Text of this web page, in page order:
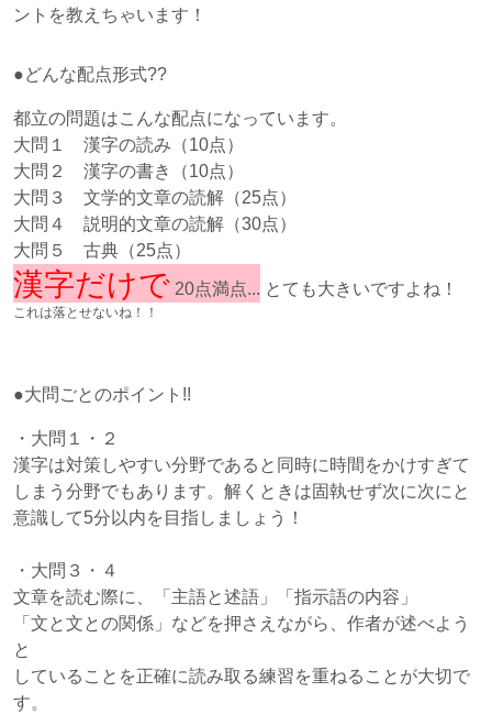
ントを教えちゃいます！
●どんな配点形式??
都立の問題はこんな配点になっています。
大問１ 漢字の読み（10点）
大問２ 漢字の書き（10点）
大問３ 文学的文章の読解（25点）
大問４ 説明的文章の読解（30点）
大問５ 古典（25点）
漢字だけで 20点満点... とても大きいですよね！
これは落とせないね！！
●大問ごとのポイント!!
・大問１・２
漢字は対策しやすい分野であると同時に時間をかけすぎて
しまう分野でもあります。解くときは固執せず次に次にと
意識して5分以内を目指しましょう！
・大問３・４
文章を読む際に、「主語と述語」「指示語の内容」
「文と文との関係」などを押さえながら、作者が述べよう
と
していることを正確に読み取る練習を重ねることが大切で
す。